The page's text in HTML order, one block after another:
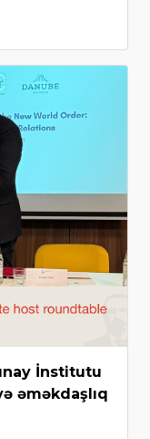
İnstitutu
əməkdaşlıq